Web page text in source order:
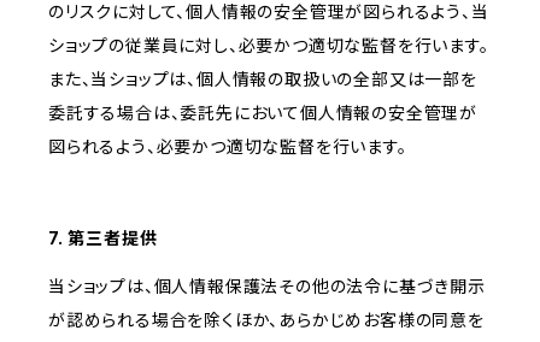
のリスクに対して、個人情報の安全管理が図られるよう、当
ショップの従業員に対し、必要かつ適切な監督を行います。
また、当ショップは、個人情報の取扱いの全部又は一部を
委託する場合は、委託先において個人情報の安全管理が
図られるよう、必要かつ適切な監督を行います。
7. 第三者提供
当ショップは、個人情報保護法その他の法令に基づき開示
が認められる場合を除くほか、あらかじめお客様の同意を